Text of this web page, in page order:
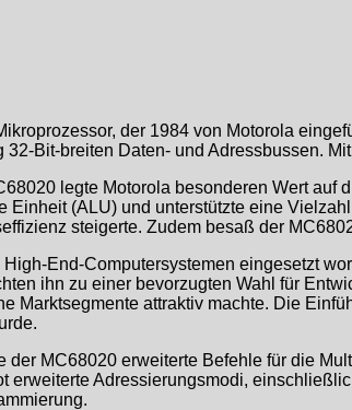
der 1984 von Motorola
Bit-breiten Daten- und Adressbussen.
legte Motorola besonderen Wert
Einheit (ALU) und unterstützte eine
steigerte. Zudem besaß der
End-Computersystemen eingesetzt
ihn zu einer bevorzugten Wahl für
Marktsegmente attraktiv machte. Die
der MC68020 erweiterte Befehle für die
erweiterte Adressierungsmodi,